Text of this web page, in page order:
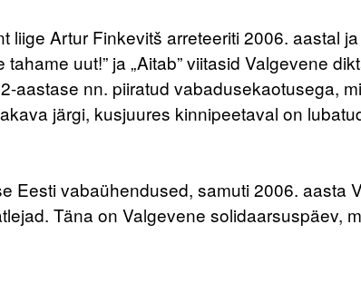
Artur Finkevitš arreteeriti 2006. aastal
uut!” ja „Aitab” viitasid Valgevene
aastase nn. piiratud vabadusekaotusega,
järgi, kusjuures kinnipeetaval on
Eesti vabaühendused, samuti 2006. aasta
Täna on Valgevene solidaarsuspäev,